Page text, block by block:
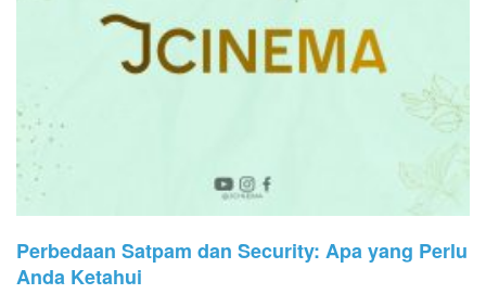
Perbedaan Satpam dan Security: Apa yang Perlu
Anda Ketahui